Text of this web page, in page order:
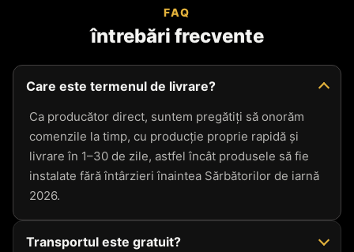
FAQ
întrebări frecvente
Care este termenul de livrare?
Ca producător direct, suntem pregătiți să onorăm
comenzile la timp, cu producție proprie rapidă și
livrare în 1–30 de zile, astfel încât produsele să fie
instalate fără întârzieri înaintea Sărbătorilor de iarnă
2026.
Transportul este gratuit?